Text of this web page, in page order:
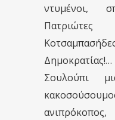
ντυμένοι,
Σουλούπι